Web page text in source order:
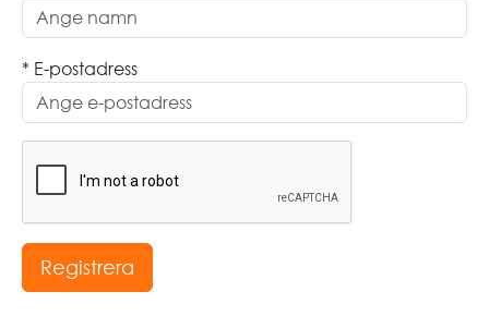
* E-postadress